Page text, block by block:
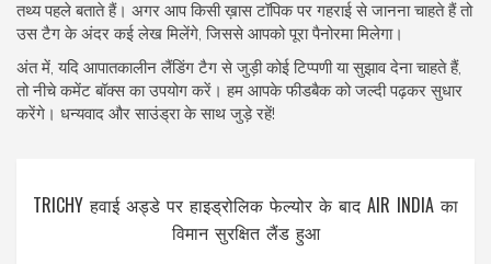
तथ्य पहले बताते हैं। अगर आप किसी ख़ास टॉपिक पर गहराई से जानना चाहते हैं तो
उस टैग के अंदर कई लेख मिलेंगे, जिससे आपको पूरा पैनोरमा मिलेगा।
अंत में, यदि आपातकालीन लैंडिंग टैग से जुड़ी कोई टिप्पणी या सुझाव देना चाहते हैं,
तो नीचे कमेंट बॉक्स का उपयोग करें। हम आपके फीडबैक को जल्दी पढ़कर सुधार
करेंगे। धन्यवाद और साउंड्रा के साथ जुड़े रहें!
TRICHY हवाई अड्डे पर हाइड्रोलिक फेल्योर के बाद AIR INDIA का
विमान सुरक्षित लैंड हुआ